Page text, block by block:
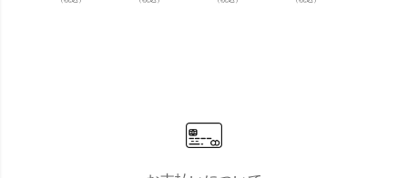
テーブルセ
チェア SH7
チェア SH7
JOSEPHIN